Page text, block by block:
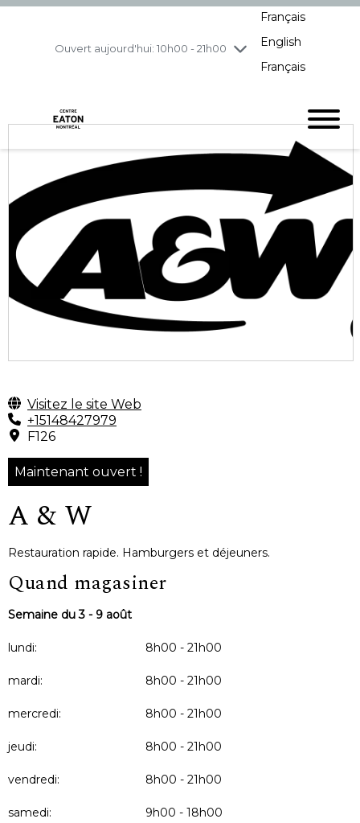
Ouvert aujourd'hui: 10h00 - 21h00
vendredi8/7
10h00 - 21h00
Français
English
Français
Visitez le site Web
+15148427979
F126
Maintenant ouvert !
A & W
Restauration rapide. Hamburgers et déjeuners.
Quand magasiner
Semaine du 3 - 9 août
lundi: 8h00 - 21h00
mardi: 8h00 - 21h00
mercredi: 8h00 - 21h00
jeudi: 8h00 - 21h00
vendredi: 8h00 - 21h00
samedi: 9h00 - 18h00